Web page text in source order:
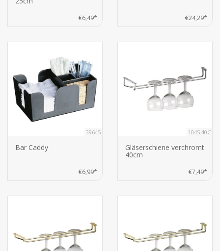
€6,49* €24,29*
39645
Bar Caddy
€6,99*
1045.40C
Gläserschiene verchromt
40cm
€7,49*